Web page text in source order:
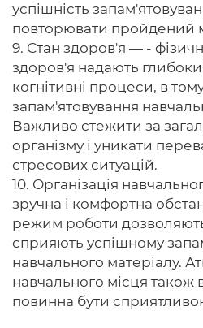
успішність
повторювати пройдений
9. Стан здоров'я — -
здоров'я надають
когнітивні процеси, в
запам'ятовування
Важливо стежити за
організму і уникати
стресових ситуацій.
10. Організація
зручна і комфортна
режим роботи
сприяють успішному
навчального матеріалу.
навчального місця також
повинна бути